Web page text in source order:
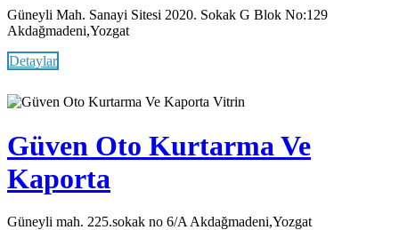
Güneyli Mah. Sanayi Sitesi 2020. Sokak G Blok No:129
Akdağmadeni,Yozgat
Detaylar
Vitrin
Güven Oto Kurtarma Ve
Kaporta
Güneyli mah. 225.sokak no 6/A Akdağmadeni,Yozgat